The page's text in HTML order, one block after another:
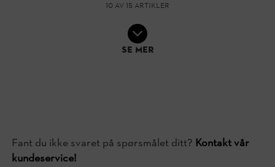
10 av 15 artikler
Se mer
Fant du ikke svaret på spørsmålet ditt? Kontakt vår
kundeservice!